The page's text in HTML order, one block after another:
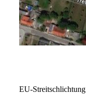
EU-Streitschlichtung